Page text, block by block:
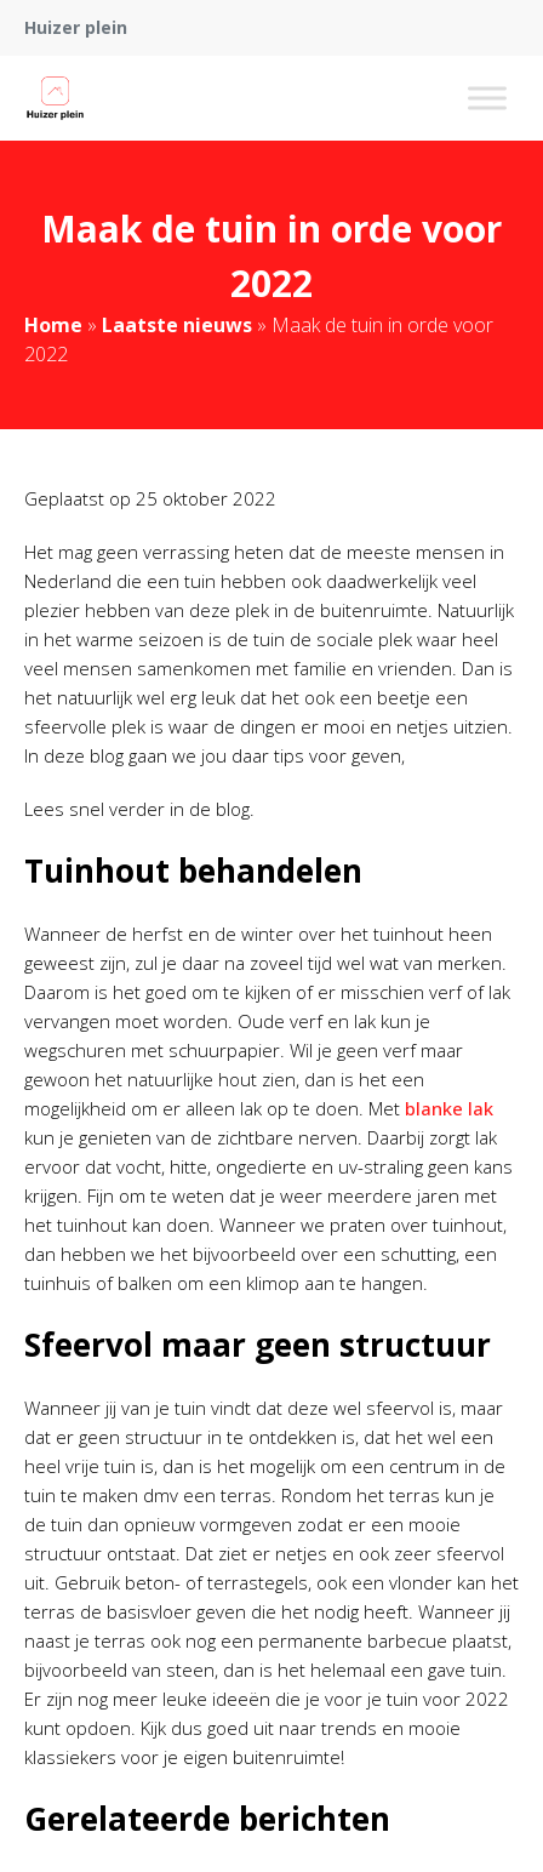
Huizer plein
Maak de tuin in orde voor
2022
Home » Laatste nieuws » Maak de tuin in orde voor
2022
Geplaatst op 25 oktober 2022
Het mag geen verrassing heten dat de meeste mensen in
Nederland die een tuin hebben ook daadwerkelijk veel
plezier hebben van deze plek in de buitenruimte. Natuurlijk
in het warme seizoen is de tuin de sociale plek waar heel
veel mensen samenkomen met familie en vrienden. Dan is
het natuurlijk wel erg leuk dat het ook een beetje een
sfeervolle plek is waar de dingen er mooi en netjes uitzien.
In deze blog gaan we jou daar tips voor geven,
Lees snel verder in de blog.
Tuinhout behandelen
Wanneer de herfst en de winter over het tuinhout heen
geweest zijn, zul je daar na zoveel tijd wel wat van merken.
Daarom is het goed om te kijken of er misschien verf of lak
vervangen moet worden. Oude verf en lak kun je
wegschuren met schuurpapier. Wil je geen verf maar
gewoon het natuurlijke hout zien, dan is het een
mogelijkheid om er alleen lak op te doen. Met blanke lak
kun je genieten van de zichtbare nerven. Daarbij zorgt lak
ervoor dat vocht, hitte, ongedierte en uv-straling geen kans
krijgen. Fijn om te weten dat je weer meerdere jaren met
het tuinhout kan doen. Wanneer we praten over tuinhout,
dan hebben we het bijvoorbeeld over een schutting, een
tuinhuis of balken om een klimop aan te hangen.
Sfeervol maar geen structuur
Wanneer jij van je tuin vindt dat deze wel sfeervol is, maar
dat er geen structuur in te ontdekken is, dat het wel een
heel vrije tuin is, dan is het mogelijk om een centrum in de
tuin te maken dmv een terras. Rondom het terras kun je
de tuin dan opnieuw vormgeven zodat er een mooie
structuur ontstaat. Dat ziet er netjes en ook zeer sfeervol
uit. Gebruik beton- of terrastegels, ook een vlonder kan het
terras de basisvloer geven die het nodig heeft. Wanneer jij
naast je terras ook nog een permanente barbecue plaatst,
bijvoorbeeld van steen, dan is het helemaal een gave tuin.
Er zijn nog meer leuke ideeën die je voor je tuin voor 2022
kunt opdoen. Kijk dus goed uit naar trends en mooie
klassiekers voor je eigen buitenruimte!
Gerelateerde berichten